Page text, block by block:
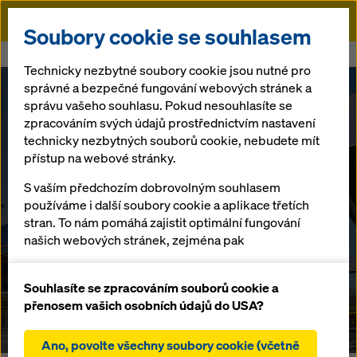
Doka
bauma 2025 - We make it work.
bauma 2025
THANK YOU FOR
JOINING US!
At our Doka booth, we proved what it means
performance today and redefine how
construction gets done tomorrow.
Soubory cookie se souhlasem
Technicky nezbytné soubory cookie jsou nutné pro
správné a bezpečné fungování webových stránek a
správu vašeho souhlasu. Pokud nesouhlasíte se
zpracováním svých údajů prostřednictvím nastavení
technicky nezbytných souborů cookie, nebudete mít
přístup na webové stránky.
S vaším předchozím dobrovolným souhlasem
používáme i další soubory cookie a aplikace třetích
stran. To nám pomáhá zajistit optimální fungování
našich webových stránek, zejména pak
stránek (funkční a statistické soubory cookie),
usnadnění hladkého procesu nákupu při
statistické soubory cookie),
Souhlasíte se zpracováním souborů cookie a
přenosem vašich osobních údajů do USA?
Ano, povolte všechny soubory cookie (včetně